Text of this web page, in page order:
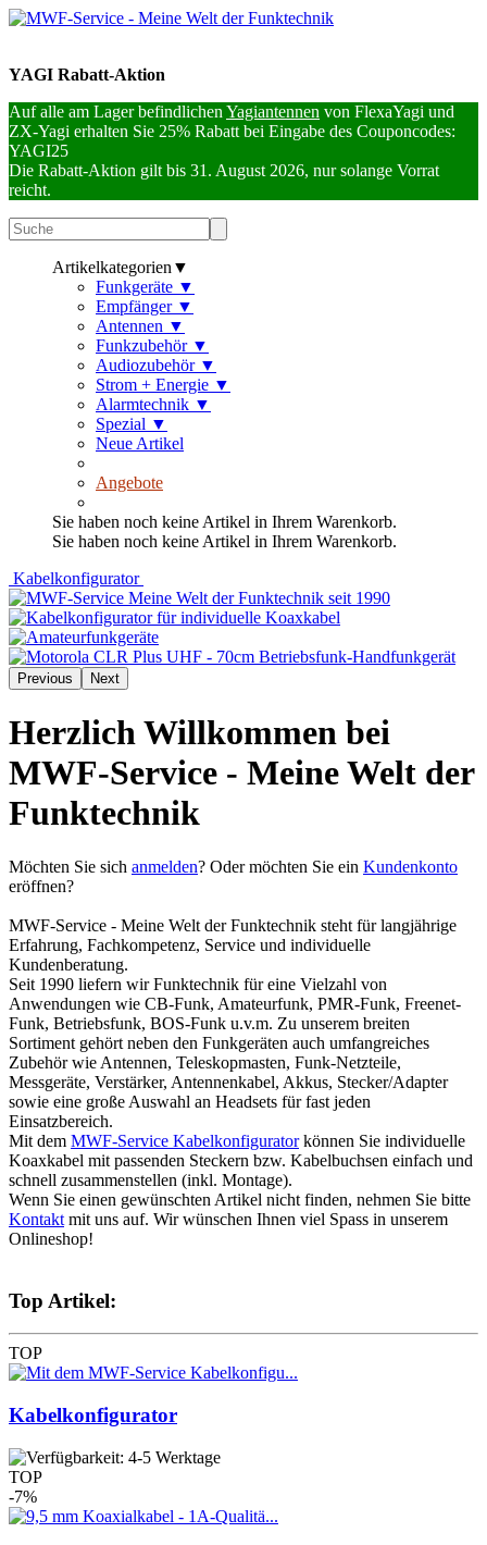
YAGI Rabatt-Aktion
Auf alle am Lager befindlichen Yagiantennen von FlexaYagi und
ZX-Yagi erhalten Sie 25% Rabatt bei Eingabe des Couponcodes:
YAGI25
Die Rabatt-Aktion gilt bis 31. August 2026, nur solange Vorrat
reicht.
Artikelkategorien ▼
Funkgeräte ▼
Empfänger ▼
Antennen ▼
Funkzubehör ▼
Audiozubehör ▼
Strom + Energie ▼
Alarmtechnik ▼
Spezial ▼
Neue Artikel
Angebote
Sie haben noch keine Artikel in Ihrem Warenkorb.
Sie haben noch keine Artikel in Ihrem Warenkorb.
Kabelkonfigurator
Previous Next
Herzlich Willkommen bei
MWF-Service - Meine Welt der
Funktechnik
Möchten Sie sich anmelden? Oder möchten Sie ein Kundenkonto
eröffnen?
MWF-Service - Meine Welt der Funktechnik steht für langjährige
Erfahrung, Fachkompetenz, Service und individuelle
Kundenberatung.
Seit 1990 liefern wir Funktechnik für eine Vielzahl von
Anwendungen wie CB-Funk, Amateurfunk, PMR-Funk, Freenet-
Funk, Betriebsfunk, BOS-Funk u.v.m. Zu unserem breiten
Sortiment gehört neben den Funkgeräten auch umfangreiches
Zubehör wie Antennen, Teleskopmasten, Funk-Netzteile,
Messgeräte, Verstärker, Antennenkabel, Akkus, Stecker/Adapter
sowie eine große Auswahl an Headsets für fast jeden
Einsatzbereich.
Mit dem MWF-Service Kabelkonfiguratorkönnen Sie individuelle
Koaxkabel mit passenden Steckern bzw. Kabelbuchsen einfach und
schnell zusammenstellen (inkl. Montage).
Wenn Sie einen gewünschten Artikel nicht finden, nehmen Sie bitte
Kontakt mit uns auf. Wir wünschen Ihnen viel Spass in unserem
Onlineshop!
Top Artikel:
TOP
Kabelkonfigurator
TOP
-7%